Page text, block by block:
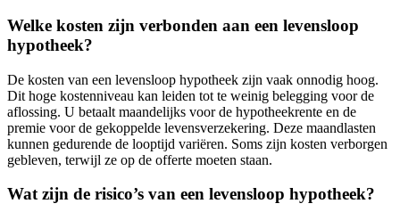
Welke kosten zijn verbonden aan een levensloop
hypotheek?
De kosten van een levensloop hypotheek zijn vaak onnodig hoog.
Dit hoge kostenniveau kan leiden tot te weinig belegging voor de
aflossing. U betaalt maandelijks voor de hypotheekrente en de
premie voor de gekoppelde levensverzekering. Deze maandlasten
kunnen gedurende de looptijd variëren. Soms zijn kosten verborgen
gebleven, terwijl ze op de offerte moeten staan.
Wat zijn de risico’s van een levensloop hypotheek?